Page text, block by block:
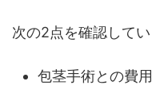
次の2点を確認してい
包茎手術との費